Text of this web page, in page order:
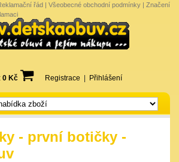
řád | Všeobecné obchodní podmínky | Značení
0 Kč Registrace Přihlášení
- první botičky -